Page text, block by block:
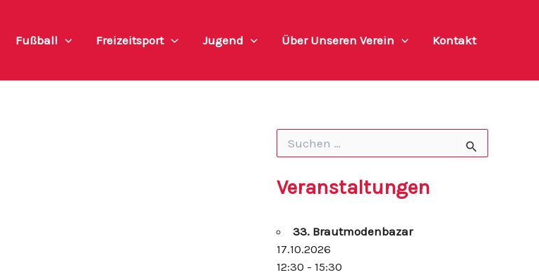
Fußball Freizeitsport Jugend Über Unseren Verein Kontakt
h
e
a
c
h
Veranstaltungen
33. Brautmodenbazar
17.10.2026
12:30 - 15:30